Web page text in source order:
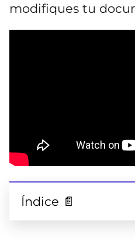
modifiques tu
Índice 📄